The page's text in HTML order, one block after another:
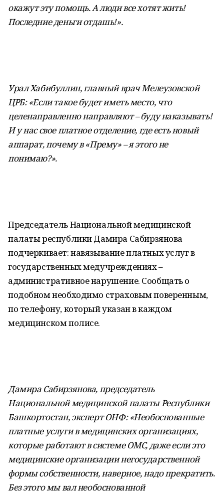
окажут эту помощь. А люди все хотят жить!
Последние деньги отдашь!».
Урал Хабибуллин, главный врач Мелеузовской
ЦРБ: «Если такое будет иметь место, что
целенаправленно направляют – буду наказывать!
И у нас свое платное отделение, где есть новый
аппарат, почему в «Прему» – я этого не
понимаю?».
Председатель Национальной медицинской
палаты республики Дамира Сабирзянова
подчеркивает: навязывание платных услуг в
государственных медучреждениях –
административное нарушение. Сообщать о
подобном необходимо страховым поверенным,
по телефону, который указан в каждом
медицинском полисе.
Дамира Сабирзянова, председатель
Национальной медицинской палаты Республики
Башкортостан, эксперт ОНФ: «Необоснованные
платные услуги в медицинских организациях,
которые работают в системе ОМС, даже если это
медицинские организации негосударственной
формы собственности, наверное, надо прекратить.
Без этого мы вал необоснованной